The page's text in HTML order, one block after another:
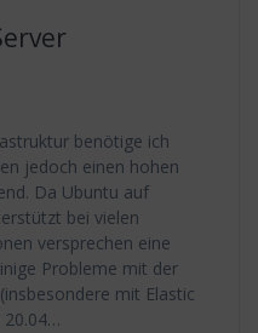
benötige ich
jedoch einen hohen
Da Ubuntu auf
bei vielen
versprechen eine
Probleme mit der
mit Elastic
20.04…